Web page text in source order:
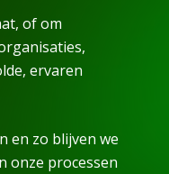
of om
ervaren
en zo blijven we
onze processen